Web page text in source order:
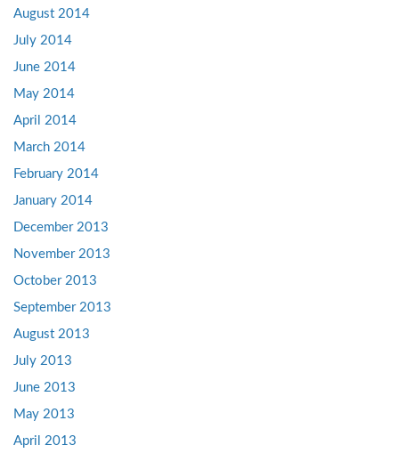
August 2014
July 2014
June 2014
May 2014
April 2014
March 2014
February 2014
January 2014
December 2013
November 2013
October 2013
September 2013
August 2013
July 2013
June 2013
May 2013
April 2013